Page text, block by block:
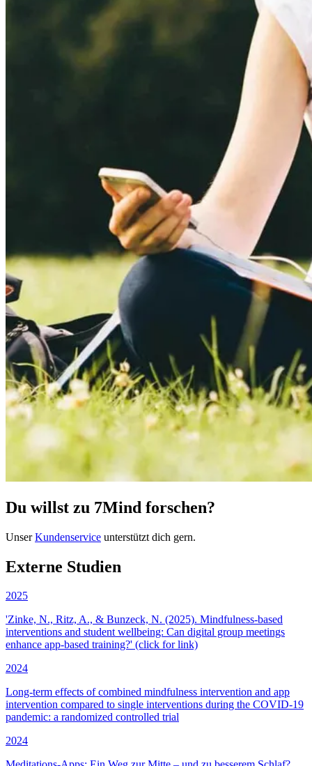
Du willst zu 7Mind forschen?
UnserKundenservice unterstützt dich gern.
Externe Studien
2025
'Zinke, N., Ritz, A., & Bunzeck, N. (2025). Mindfulness-based
interventions and student wellbeing: Can digital group meetings
enhance app-based training?' (click for link)
2024
Long-term effects of combined mindfulness intervention and app
intervention compared to single interventions during the COVID-19
pandemic: a randomized controlled trial
2024